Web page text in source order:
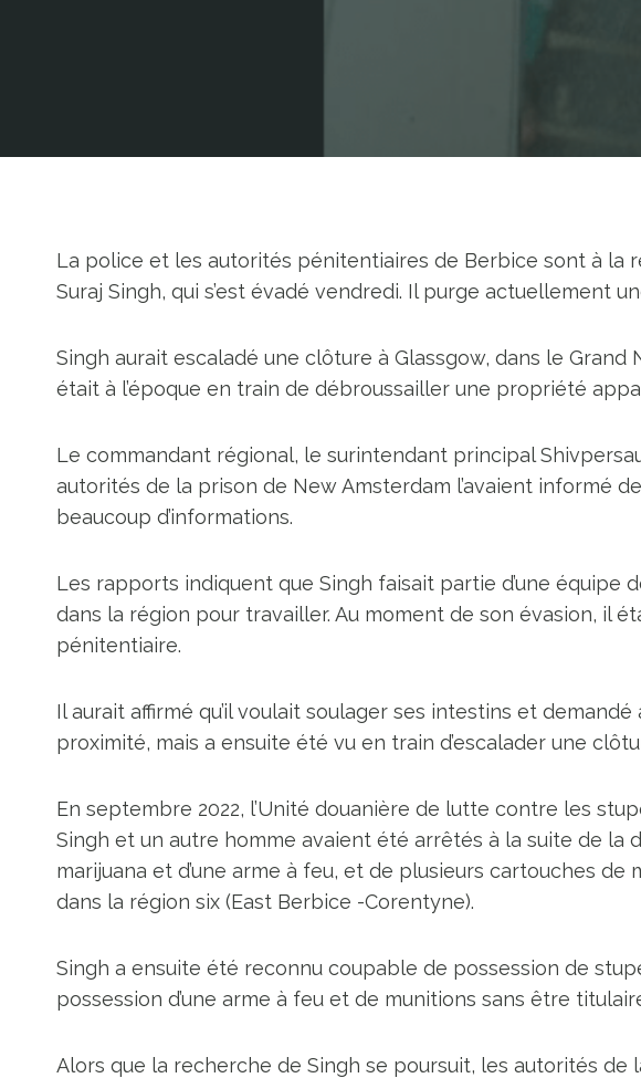
La police et les autorités pénitentiaires de Berbice sont à la
Suraj Singh, qui s’est évadé vendredi. Il purge actuellement
Singh aurait escaladé une clôture à Glassgow, dans le Grand
était à l’époque en train de débroussailler une propriété
Le commandant régional, le surintendant principal
autorités de la prison de New Amsterdam l’avaient informé
beaucoup d’informations.
Les rapports indiquent que Singh faisait partie d’une équipe
dans la région pour travailler. Au moment de son évasion, il
pénitentiaire.
Il aurait affirmé qu’il voulait soulager ses intestins et
proximité, mais a ensuite été vu en train d’escalader une
En septembre 2022, l’Unité douanière de lutte contre les
Singh et un autre homme avaient été arrêtés à la suite de la
marijuana et d’une arme à feu, et de plusieurs cartouches de
dans la région six (East Berbice -Corentyne).
Singh a ensuite été reconnu coupable de possession de
possession d’une arme à feu et de munitions sans être
Alors que la recherche de Singh se poursuit, les autorités de